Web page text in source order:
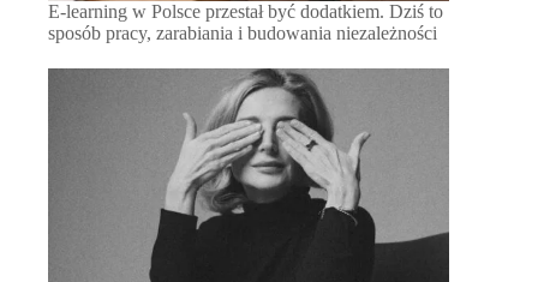
E-learning w Polsce przestał być dodatkiem. Dziś to
sposób pracy, zarabiania i budowania niezależności